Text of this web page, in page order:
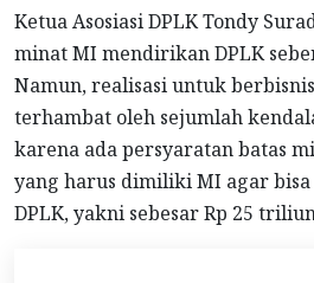
Ketua Asosiasi DPLK Tondy
minat MI mendirikan DPLK
Namun, realisasi untuk
terhambat oleh sejumlah
karena ada persyaratan batas
yang harus dimiliki MI agar
DPLK, yakni sebesar Rp 25